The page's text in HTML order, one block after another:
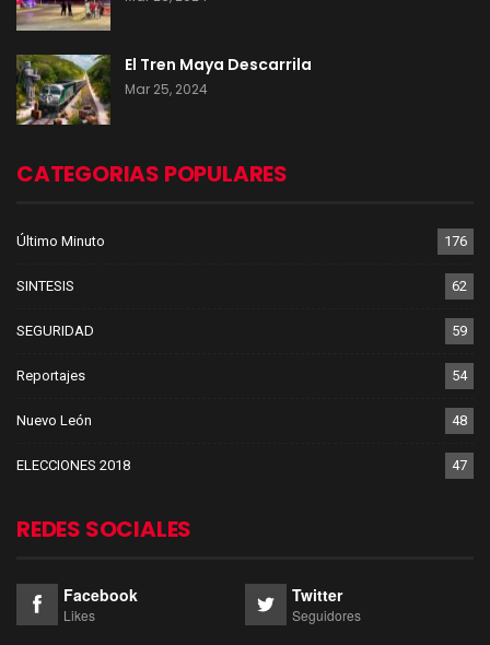
El Tren Maya Descarrila
Mar 25, 2024
CATEGORIAS POPULARES
Último Minuto 176
SINTESIS 62
SEGURIDAD 59
Reportajes 54
Nuevo León 48
ELECCIONES 2018 47
REDES SOCIALES
Facebook
Likes
Twitter
Seguidores